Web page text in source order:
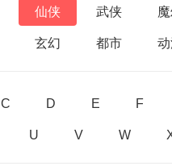
仙侠 武侠
玄幻 都市
C D E F
U V W